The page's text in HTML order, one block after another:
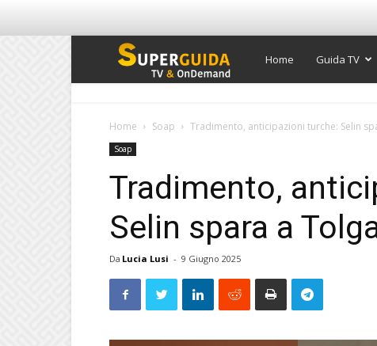
Super
Home Guida TV
Home Soap Tradimento, anticipazioni turche: Selin
Soap
Tradimento,
Selin spara a
Da Lucia Lusi - 9 Giugno 2025